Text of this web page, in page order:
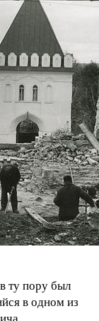
ту пору был
в одном из